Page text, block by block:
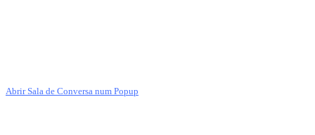
Abrir Sala de Conversa num Popup